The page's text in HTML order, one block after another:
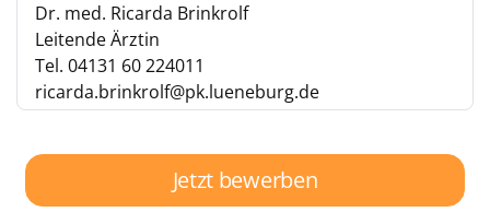
Dr. med. Ricarda Brinkrolf
Leitende Ärztin
Tel. 04131 60 224011
ricarda.brinkrolf@pk.lueneburg.de
Jetzt bewerben